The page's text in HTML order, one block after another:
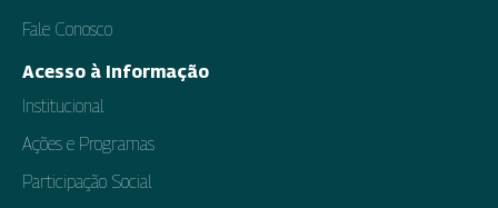
Fale Conosco
Acesso à Informação
Institucional
Ações e Programas
Participação Social